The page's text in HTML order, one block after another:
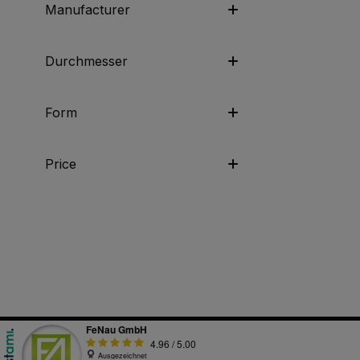
Manufacturer
Durchmesser
Form
Price